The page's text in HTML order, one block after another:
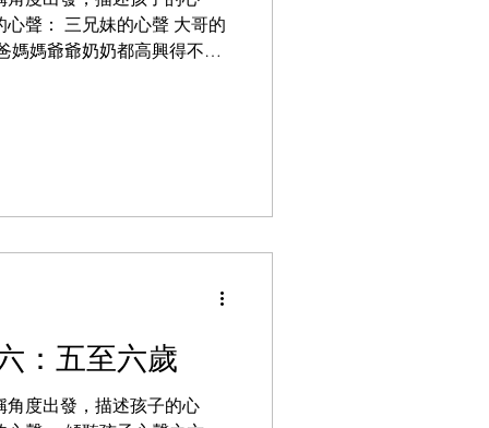
聲： 三兄妹的心聲 大哥的
媽媽爺爺奶奶都高興得不得
：五至六歲
度出發，描述孩子的心